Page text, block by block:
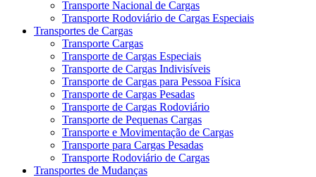
Transporte Nacional de Cargas
Transporte Rodoviário de Cargas Especiais
Transportes de Cargas
Transporte Cargas
Transporte de Cargas Especiais
Transporte de Cargas Indivisíveis
Transporte de Cargas para Pessoa Física
Transporte de Cargas Pesadas
Transporte de Cargas Rodoviário
Transporte de Pequenas Cargas
Transporte e Movimentação de Cargas
Transporte para Cargas Pesadas
Transporte Rodoviário de Cargas
Transportes de Mudanças